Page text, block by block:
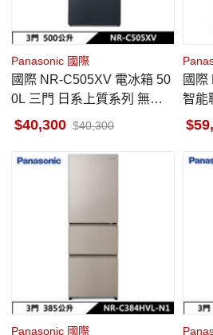
Panasonic 國際
國際 NR-C505XV 電冰箱 50
0L 三門 日系上質系列 無邊
框絲絨鋼板 夜幕黑
40,300 40,300
國際 NA-V150RPH-W 15kg
智能
鑽白
Panasonic 國際